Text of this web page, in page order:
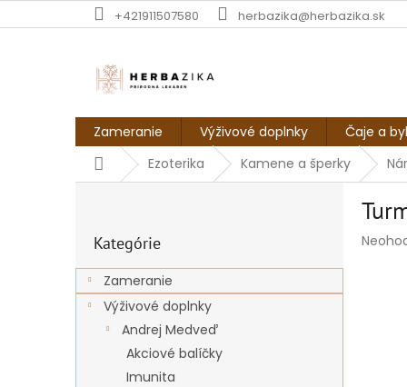
na
+421911507580 herbazika@herbazika.sk
Zameranie Výživové doplnky
Čaje a
DomovEzoterika Kamene a šperky
ý
p
kategórie
Kategórie
Zameranie
Výživové doplnky
Andrej Medveď
Akciové balíčky
Imunita